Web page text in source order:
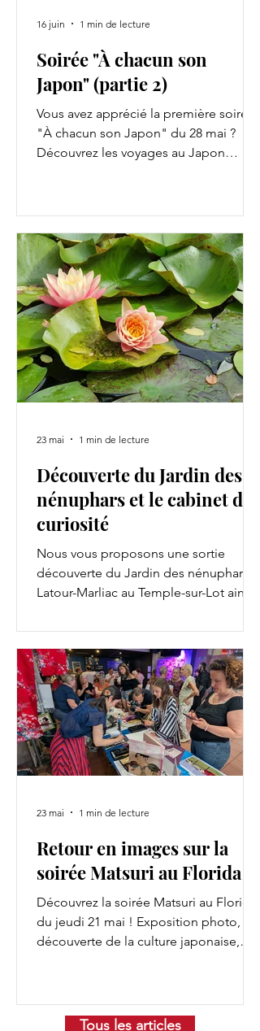
Soirée "À chacun son
Japon" (partie 2)
Vous avez apprécié la première soirée
"À chacun son Japon" du 28 mai ?
Découvrez les voyages au Japon
16 juin 1 min de lecture
Découverte du Jardin des
nénuphars et le cabinet de
curiosité
Nous vous proposons une sortie
découverte du Jardin des nénuphars
Latour-Marliac au Temple-sur-Lot ainsi
le samedi 20 juin.
23 mai 1 min de lecture
Retour en images sur la
soirée Matsuri au Florida
Découvrez la soirée Matsuri au Florida
du jeudi 21 mai ! Exposition photo,
découverte de la culture japonaise,
23 mai 1 min de lecture
Tous les articles